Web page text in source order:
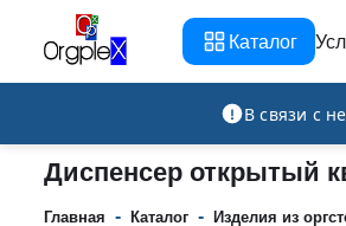
Каталог
В связи с
Рекламно-производственная компания
Диспенсер открытый
Главная - Каталог - Изделия из